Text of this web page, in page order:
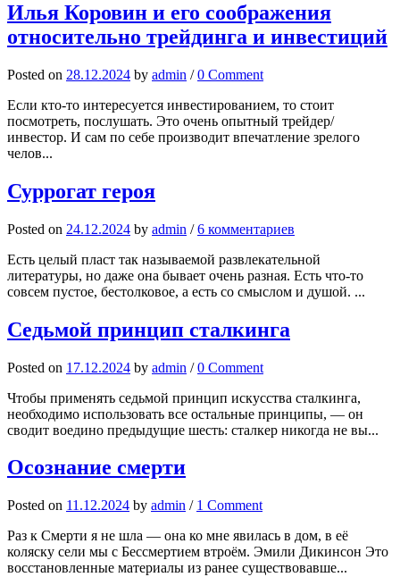
Илья Коровин и его соображения
относительно трейдинга и инвестиций
Posted on 28.12.2024 by admin /0 Comment
Если кто-то интересуется инвестированием, то стоит
посмотреть, послушать. Это очень опытный трейдер/
инвестор. И сам по себе производит впечатление зрелого
челов...
Суррогат героя
Posted on 24.12.2024 by admin /6 комментариев
Есть целый пласт так называемой развлекательной
литературы, но даже она бывает очень разная. Есть что-то
совсем пустое, бестолковое, а есть со смыслом и душой. ...
Седьмой принцип сталкинга
Posted on 17.12.2024 by admin /0 Comment
Чтобы применять седьмой принцип искусства сталкинга,
необходимо использовать все остальные принципы, — он
сводит воедино предыдущие шесть: сталкер никогда не вы...
Осознание смерти
Posted on 11.12.2024 by admin / 1 Comment
Раз к Смерти я не шла — она ко мне явилась в дом, в её
коляску сели мы с Бессмертием втроём. Эмили Дикинсон Это
восстановленные материалы из ранее существовавше...